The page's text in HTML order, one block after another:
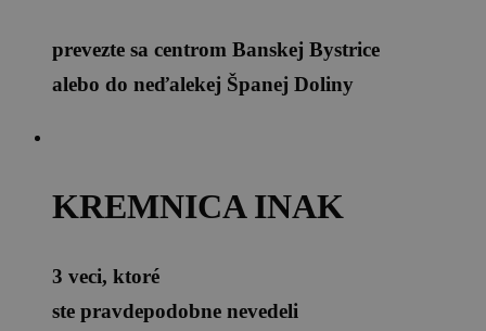
prevezte sa centrom Banskej Bystrice
alebo do neďalekej Španej Doliny
KREMNICA INAK
3 veci, ktoré
ste pravdepodobne nevedeli